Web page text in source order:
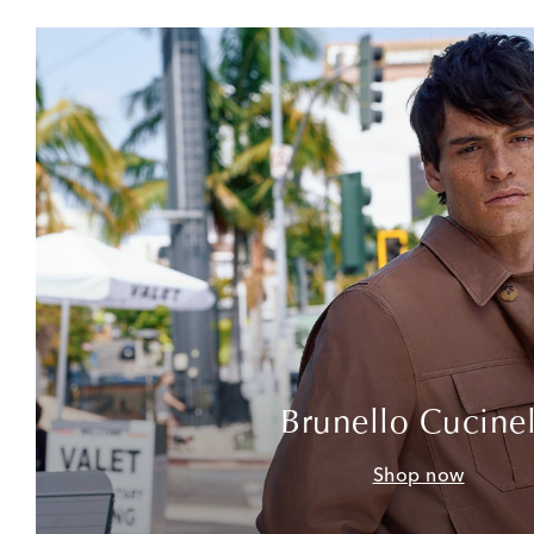
Brunello
Shop now